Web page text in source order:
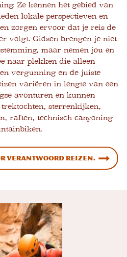
Ze kennen het gebied van
lokale perspectieven en
zorgen ervoor dat je reis de
volgt. Gidsen brengen je niet
maar nemen jou en
naar plekken die alleen
vergunning en de juiste
variëren in lengte van een
avonturen en kunnen
sterrenkijken,
raften, technisch canyoning
verantwoord reizen.